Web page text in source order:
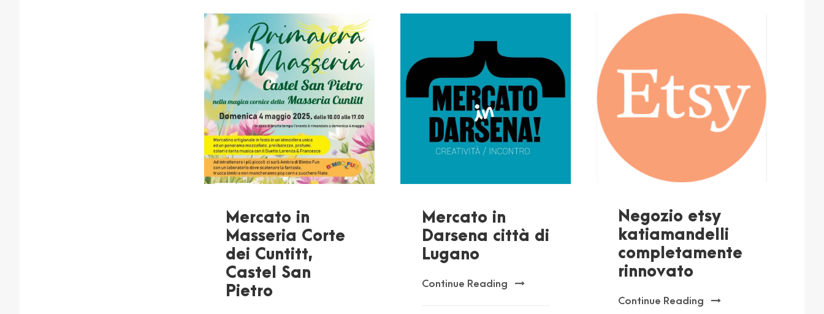
Mercato in
Masseria Corte
dei Cuntitt,
Castel San
Pietro
Mercato in
Darsena città di
Lugano
Continue Reading
Negozio etsy
katiamandelli
completamente
rinnovato
Continue Reading